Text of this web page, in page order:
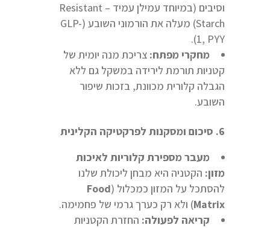
וסיבים (במיוחד עמילן עמיד – Resistant
Starch) מעלה את הורמוני השובע (GLP-
1, PYY).
מחקרי מפתח: צריכת מנה יומית של
קטניות תורמת לירידה במשקל גם ללא
הגבלה קלורית מכוונת, בזכות שיפור
השובע.
6. סיכום ומסקנות לפרקטיקה הקלינית
מעבר מספירת קלוריות לאיכות
מזון: הקטניה היא מבחן ליכולת שלנו
להסתכל על המזון כמכלול (Food
Matrix) ולא רק כערך גרמי של פחמימה.
קריאה לפעולה: החזרת הקטניות